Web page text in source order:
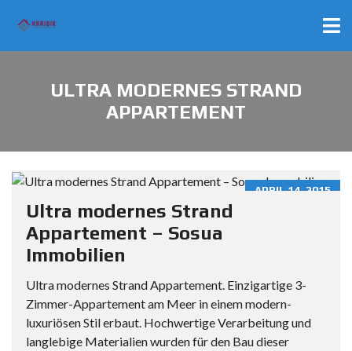
ULTRA MODERNES STRAND
APPARTEMENT
APRIL 14, 2015
Ultra modernes Strand
Appartement – Sosua
Immobilien
Ultra modernes Strand Appartement. Einzigartige 3-
Zimmer-Appartement am Meer in einem modern-
luxuriösen Stil erbaut. Hochwertige Verarbeitung und
langlebige Materialien wurden für den Bau dieser